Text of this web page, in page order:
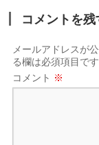
コメントを残
メールアドレスが
る欄は必須項目です
コメント ※